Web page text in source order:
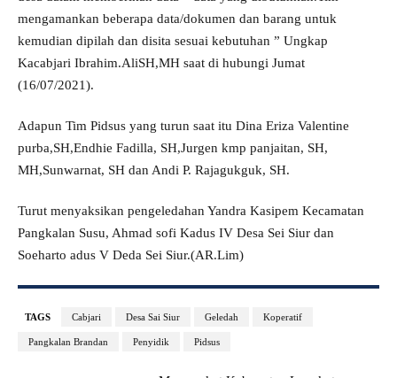
mengamankan beberapa data/dokumen dan barang untuk
kemudian dipilah dan disita sesuai kebutuhan ” Ungkap
Kacabjari Ibrahim.AliSH,MH saat di hubungi Jumat
(16/07/2021).
Adapun Tim Pidsus yang turun saat itu Dina Eriza Valentine
purba,SH,Endhie Fadilla, SH,Jurgen kmp panjaitan, SH,
MH,Sunwarnat, SH dan Andi P. Rajagukguk, SH.
Turut menyaksikan pengeledahan Yandra Kasipem Kecamatan
Pangkalan Susu, Ahmad sofi Kadus IV Desa Sei Siur dan
Soeharto adus V Deda Sei Siur.(AR.Lim)
TAGS Cabjari Desa Sai Siur Geledah Koperatif
Pangkalan Brandan Penyidik Pidsus